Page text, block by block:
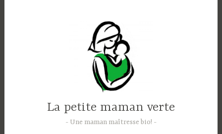
La petite maman verte
Une maman maîtresse bio!